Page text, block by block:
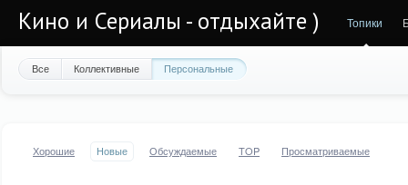
Кино и Сериалы - отдыхайте ) Топики
Все Коллективные Персональные
Хорошие Новые Обсуждаемые TOP Просматриваемые